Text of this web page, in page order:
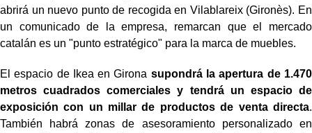
abrirá un nuevo punto de recogida en Vilablareix (Gironès). En
un comunicado de la empresa, remarcan que el mercado
catalán es un "punto estratégico" para la marca de muebles.
El espacio de Ikea en Girona supondrá la apertura de 1.470
metros cuadrados comerciales y tendrá un espacio de
exposición con un millar de productos de venta directa.
También habrá zonas de asesoramiento personalizado en